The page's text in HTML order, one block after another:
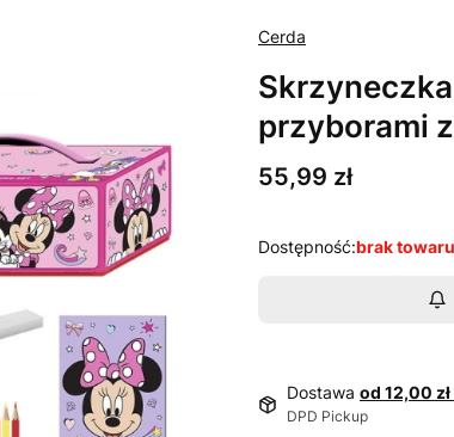
Cerda
przyborami
Cena
55,99 zł
Dostępność:brak towaru
Dostawa od 12,00 zł
DPD Pickup